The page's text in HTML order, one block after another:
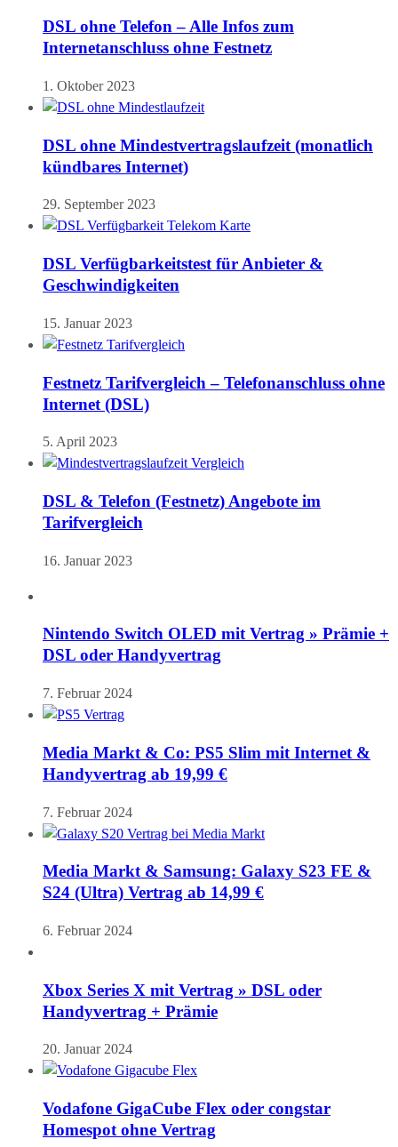
DSL ohne Telefon – Alle Infos zum
Internetanschluss ohne Festnetz
1. Oktober 2023
DSL ohne Mindestvertragslaufzeit (monatlich
kündbares Internet)
29. September 2023
DSL Verfügbarkeitstest für Anbieter &
Geschwindigkeiten
15. Januar 2023
Festnetz Tarifvergleich – Telefonanschluss ohne
Internet (DSL)
5. April 2023
DSL & Telefon (Festnetz) Angebote im
Tarifvergleich
16. Januar 2023
Nintendo Switch OLED mit Vertrag » Prämie +
DSL oder Handyvertrag
7. Februar 2024
Media Markt & Co: PS5 Slim mit Internet &
Handyvertrag ab 19,99 €
7. Februar 2024
Media Markt & Samsung: Galaxy S23 FE &
S24 (Ultra) Vertrag ab 14,99 €
6. Februar 2024
Xbox Series X mit Vertrag » DSL oder
Handyvertrag + Prämie
20. Januar 2024
Vodafone GigaCube Flex oder congstar
Homespot ohne Vertrag